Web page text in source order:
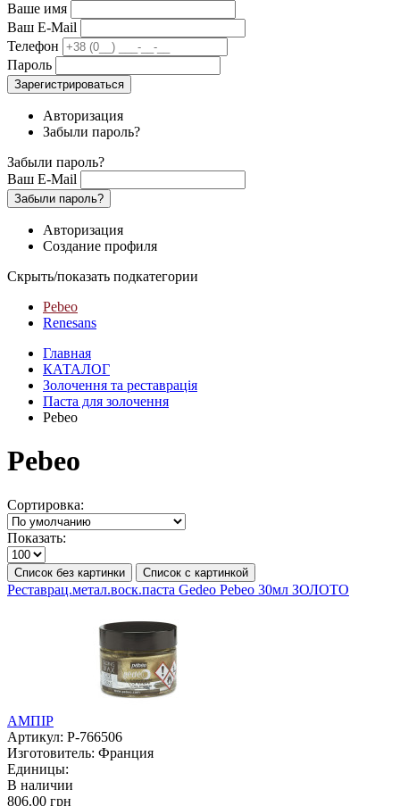
Ваше имя
Ваш E-Mail
Телефон
Пароль
Зарегистрироваться
Авторизация
Забыли пароль?
Забыли пароль?
Ваш E-Mail
Забыли пароль?
Авторизация
Создание профиля
Скрыть/показать подкатегории
Pebeo
Renesans
Главная
КАТАЛОГ
Золочення та реставрація
Паста для золочення
Pebeo
Pebeo
Сортировка:
Показать:
Список без картинки Список с картинкой
Реставрац.метал.воск.паста Gedeo Pebeo 30мл ЗОЛОТО
АМПІР
Артикул: P-766506
Изготовитель: Франция
Единицы:
В наличии
806.00 грн